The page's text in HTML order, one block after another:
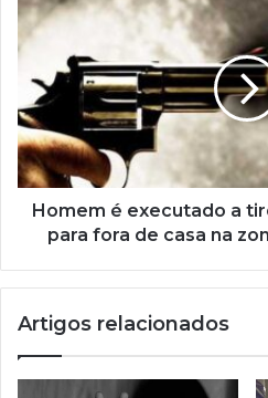
Homem é executado a
para fora de casa na
Artigos relacionados